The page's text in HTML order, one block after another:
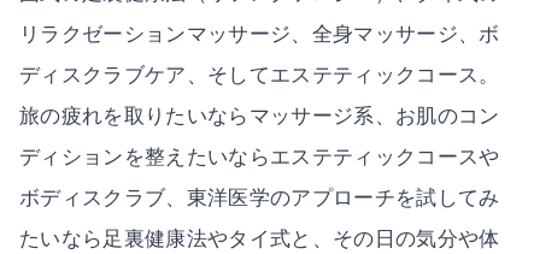
リラクゼーションマッサージ、全身マッサージ、ボ
ディスクラブケア、そしてエステティックコース。
旅の疲れを取りたいならマッサージ系、お肌のコン
ディションを整えたいならエステティックコースや
ボディスクラブ、東洋医学のアプローチを試してみ
たいなら足裏健康法やタイ式と、その日の気分や体